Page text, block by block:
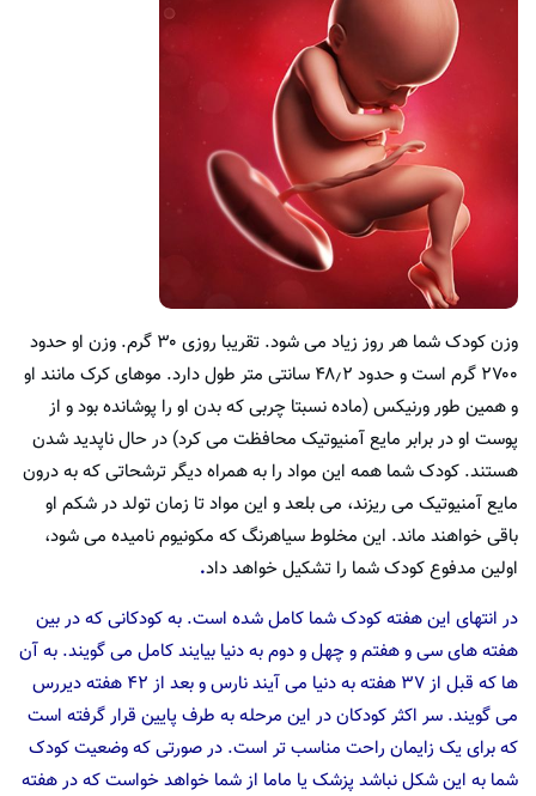
وزن کودک شما هر روز زیاد می شود. تقریبا روزی ۳۰ گرم. وزن او حدود
۲۷۰۰ گرم است و حدود ۴۸٫۲ سانتی متر طول دارد. موهای کرک مانند او
و همین طور ورنیکس (ماده نسبتا چربی که بدن او را پوشانده بود و از
پوست او در برابر مایع آمنیوتیک محافظت می کرد) در حال ناپدید شدن
هستند. کودک شما همه این مواد را به همراه دیگر ترشحاتی که به درون
مایع آمنیوتیک می ریزند، می بلعد و این مواد تا زمان تولد در شکم او
باقی خواهند ماند. این مخلوط سیاهرنگ که مکونیوم نامیده می شود،
اولین مدفوع کودک شما را تشکیل خواهد داد.
در انتهای این هفته کودک شما کامل شده است. به کودکانی که در بین
هفته های سی و هفتم و چهل و دوم به دنیا بیایند کامل می گویند. به آن
ها که قبل از ۳۷ هفته به دنیا می آیند نارس و بعد از ۴۲ هفته دیررس
می گویند. سر اکثر کودکان در این مرحله به طرف پایین قرار گرفته است
که برای یک زایمان راحت مناسب تر است. در صورتی که وضعیت کودک
شما به این شکل نباشد پزشک یا ماما از شما خواهد خواست که در هفته